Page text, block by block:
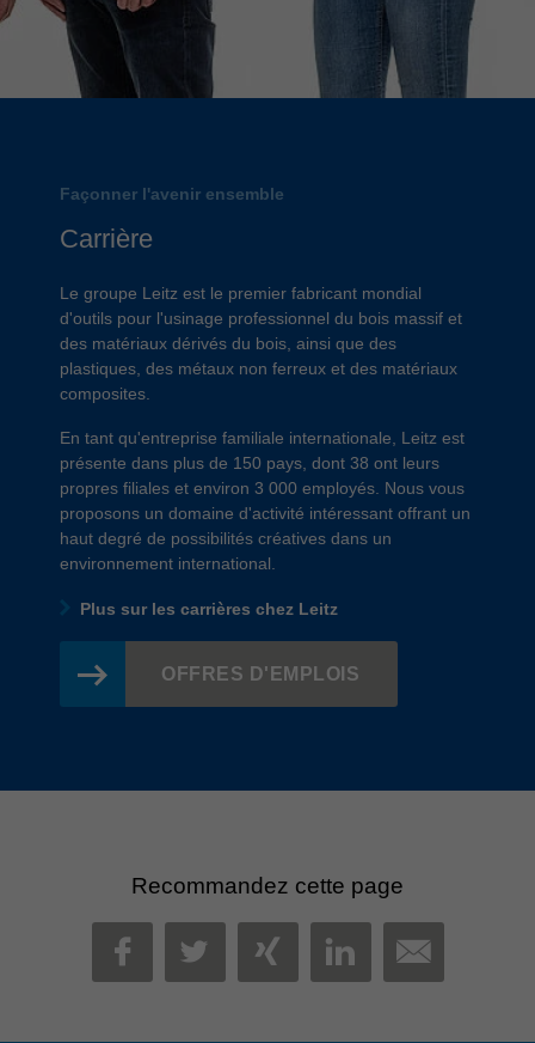
Façonner l'avenir ensemble
Carrière
Le groupe Leitz est le premier fabricant mondial
d'outils pour l'usinage professionnel du bois massif et
des matériaux dérivés du bois, ainsi que des
plastiques, des métaux non ferreux et des matériaux
composites.
En tant qu'entreprise familiale internationale, Leitz est
présente dans plus de 150 pays, dont 38 ont leurs
propres filiales et environ 3 000 employés. Nous vous
proposons un domaine d'activité intéressant offrant un
haut degré de possibilités créatives dans un
environnement international.
Plus sur les carrières chez Leitz
OFFRES D'EMPLOIS
Recommandez cette page
FACEBOOK
TWITTER
XINGLINKEDIN
MAIL